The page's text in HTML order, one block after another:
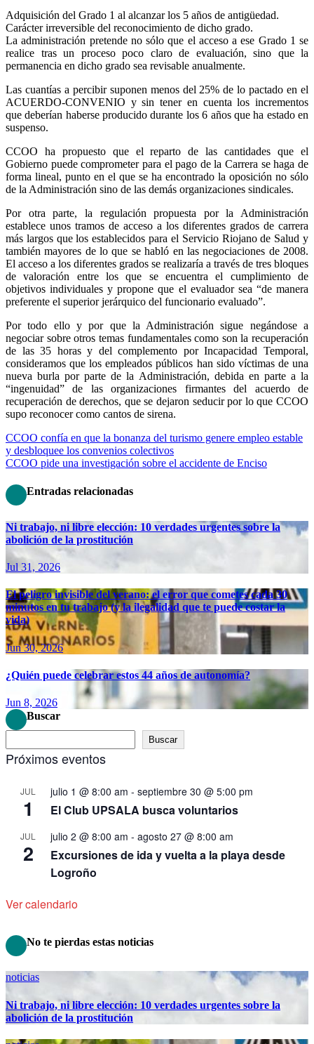
Adquisición del Grado 1 al alcanzar los 5 años de antigüedad.
Carácter irreversible del reconocimiento de dicho grado.
La administración pretende no sólo que el acceso a ese Grado 1 se
realice tras un proceso poco claro de evaluación, sino que la
permanencia en dicho grado sea revisable anualmente.
Las cuantías a percibir suponen menos del 25% de lo pactado en el
ACUERDO-CONVENIO y sin tener en cuenta los incrementos
que deberían haberse producido durante los 6 años que ha estado en
suspenso.
CCOO ha propuesto que el reparto de las cantidades que el
Gobierno puede comprometer para el pago de la Carrera se haga de
forma lineal, punto en el que se ha encontrado la oposición no sólo
de la Administración sino de las demás organizaciones sindicales.
Por otra parte, la regulación propuesta por la Administración
establece unos tramos de acceso a los diferentes grados de carrera
más largos que los establecidos para el Servicio Riojano de Salud y
también mayores de lo que se habló en las negociaciones de 2008.
El acceso a los diferentes grados se realizaría a través de tres bloques
de valoración entre los que se encuentra el cumplimiento de
objetivos individuales y propone que el evaluador sea “de manera
preferente el superior jerárquico del funcionario evaluado”.
Por todo ello y por que la Administración sigue negándose a
negociar sobre otros temas fundamentales como son la recuperación
de las 35 horas y del complemento por Incapacidad Temporal,
consideramos que los empleados públicos han sido víctimas de una
nueva burla por parte de la Administración, debida en parte a la
“ingenuidad” de las organizaciones firmantes del acuerdo de
recuperación de derechos, que se dejaron seducir por lo que CCOO
supo reconocer como cantos de sirena.
Navegación
de
CCOO confía en que la bonanza del turismo genere empleo estable
y desbloquee los convenios colectivos
CCOO pide una investigación sobre el accidente de Enciso
Entradas relacionadas
Ni trabajo, ni libre elección: 10 verdades urgentes sobre la
abolición de la prostitución
Jul 31, 2026
El peligro invisible del verano: el error que cometes cada 30
minutos en tu trabajo (y la ilegalidad que te puede costar la
vida)
Jun 30, 2026
¿Quién puede celebrar estos 44 años de autonomía?
Jun 8, 2026
Buscar
Buscar
Próximos eventos
JUL
1
julio 1 @ 8:00 am - septiembre 30 @ 5:00 pm
El Club UPSALA busca voluntarios
JUL
2
julio 2 @ 8:00 am - agosto 27 @ 8:00 am
Excursiones de ida y vuelta a la playa desde
Logroño
Ver calendario
No te pierdas estas noticias
noticias
Ni trabajo, ni libre elección: 10 verdades urgentes sobre la
abolición de la prostitución